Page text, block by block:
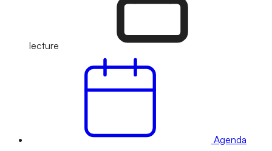
lecture
Agenda